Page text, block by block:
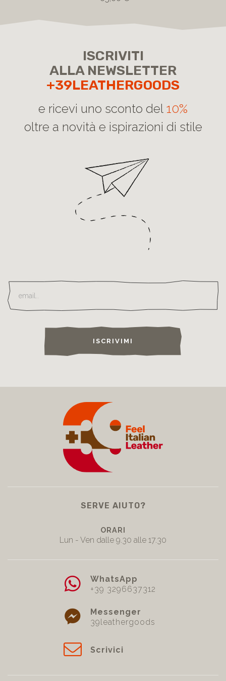
ISCRIVITI
ALLA NEWSLETTER
+39LEATHERGOODS
e ricevi uno sconto del 10%
oltre a novità e ispirazioni di stile
ISCRIVIMI
SERVE AIUTO?
ORARI
Lun - Ven dalle 9.30 alle 17.30
WhatsApp
+39 3296637312
Messenger
39leathergoods
Scrivici